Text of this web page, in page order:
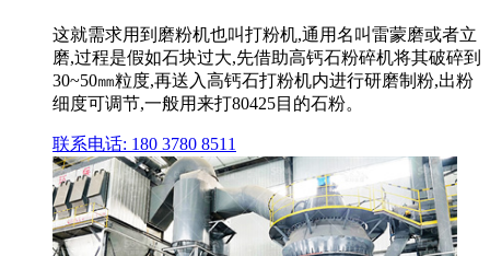
这就需求用到磨粉机也叫打粉机,通用名叫雷蒙磨或者立
磨,过程是假如石块过大,先借助高钙石粉碎机将其破碎到
30~50㎜粒度,再送入高钙石打粉机内进行研磨制粉,出粉
细度可调节,一般用来打80425目的石粉。
联系电话: 180 3780 8511